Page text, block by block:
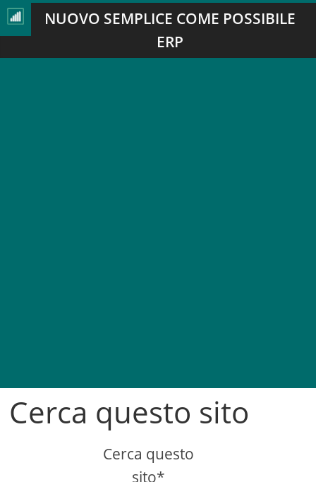
NUOVO SEMPLICE COME POSSIBILE
ERP
Cerca questo sito
Cerca questo
sito*